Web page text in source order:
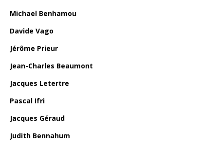
Michael Benhamou
Davide Vago
Jérôme Prieur
Jean-Charles Beaumont
Jacques Letertre
Pascal Ifri
Jacques Géraud
Judith Bennahum